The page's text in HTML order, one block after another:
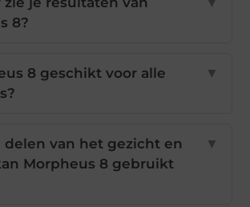
8?
8 geschikt voor alle
▼
delen van het gezicht en
Morpheus 8 gebruikt
▼